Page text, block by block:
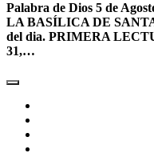
Palabra de Dios 5 de
LA BASÍLICA DE
del dia. PRIMERA
31,…